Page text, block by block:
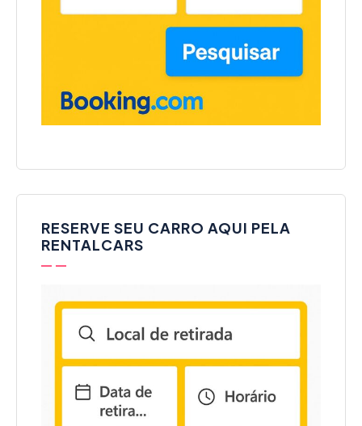
RESERVE SEU CARRO AQUI PELA
RENTALCARS